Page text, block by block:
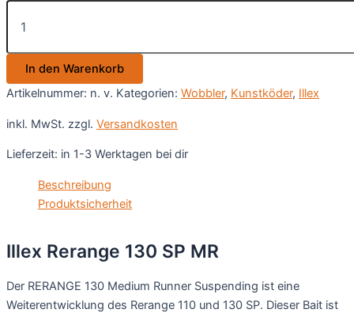
Illex
Rerange
SP
Menge
In den Warenkorb
Artikelnummer: n. v. Kategorien: Wobbler, Kunstköder, Illex
inkl. MwSt. zzgl. Versandkosten
Lieferzeit: in 1-3 Werktagen bei dir
Beschreibung
Produktsicherheit
Illex Rerange 130 SP MR
Der RERANGE 130 Medium Runner Suspending ist eine
Weiterentwicklung des Rerange 110 und 130 SP. Dieser Bait ist